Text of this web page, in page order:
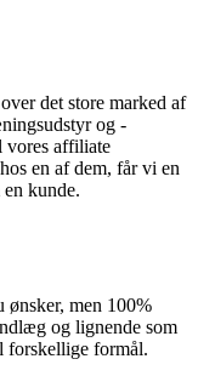
det store marked af
og -
vores affiliate
en af dem, får vi en
kunde.
men 100%
og lignende som
forskellige formål.